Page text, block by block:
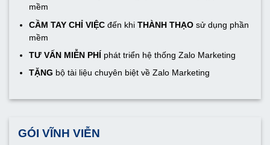
mềm
CẦM TAY CHỈ VIỆCđến khi THÀNH THẠOsử dụng phần
mềm
TƯ VẤN MIỄN PHÍ
phát triển hệ thống Zalo Marketing
TẶNG bộ tài liệu chuyên biệt về Zalo Marketing
GÓI VĨNH VIỄN